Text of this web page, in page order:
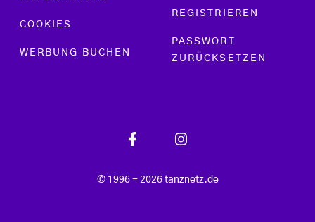
COOKIES
WERBUNG BUCHEN
REGISTRIEREN
PASSWORT
ZURÜCKSETZEN
© 1996 - 2026 tanznetz.de